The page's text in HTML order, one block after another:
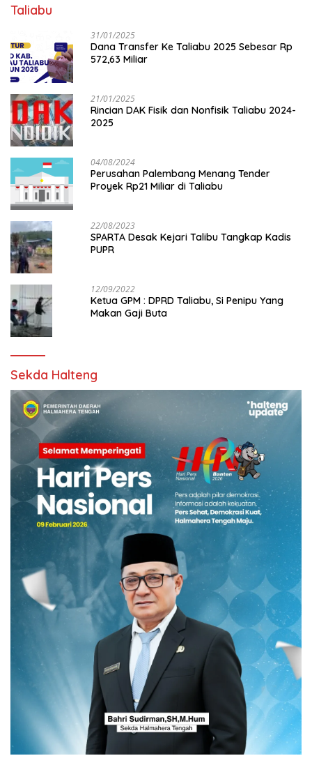
Taliabu
31/01/2025
Dana Transfer Ke Taliabu 2025 Sebesar Rp
572,63 Miliar
21/01/2025
Rincian DAK Fisik dan Nonfisik Taliabu 2024-
2025
04/08/2024
Perusahan Palembang Menang Tender
Proyek Rp21 Miliar di Taliabu
22/08/2023
SPARTA Desak Kejari Talibu Tangkap Kadis
PUPR
12/09/2022
Ketua GPM : DPRD Taliabu, Si Penipu Yang
Makan Gaji Buta
Sekda Halteng